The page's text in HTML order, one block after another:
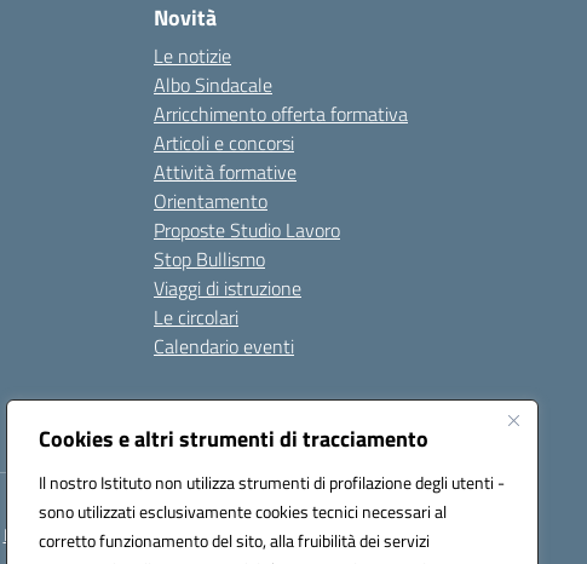
Cookies e altri strumenti di tracciamento
Il nostro Istituto non utilizza strumenti di profilazione degli utenti -
sono utilizzati esclusivamente cookies tecnici necessari al
corretto funzionamento del sito, alla fruibilità dei servizi
Novità
Le notizie
Albo Sindacale
Arricchimento offerta formativa
Articoli e concorsi
Attività formative
Orientamento
Proposte Studio Lavoro
Stop Bullismo
Viaggi di istruzione
Le circolari
Calendario eventi
Seguici su:
BARH04000D@pec.istruzione.it